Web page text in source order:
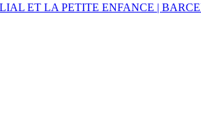
ET LA PETITE ENFANCE |